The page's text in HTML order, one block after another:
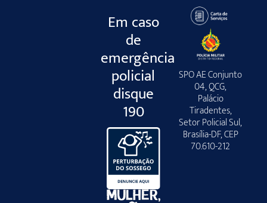
Em caso
de
emergência
policial
disque
190
SPO AE Conjunto
04, QCG,
Palácio
Tiradentes,
Setor Policial Sul,
Brasília-DF, CEP
70.610-212